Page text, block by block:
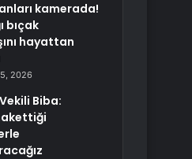
kamerada!
bıçak
hayattan
2026
Biba: